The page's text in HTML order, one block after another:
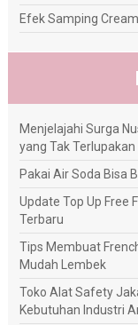
Efek Samping
Menjelajahi Surga
yang Tak Terlupakan
Pakai Air Soda Bisa
Update Top Up Free
Terbaru
Tips Membuat
Mudah Lembek
Toko Alat Safety
Kebutuhan Industri